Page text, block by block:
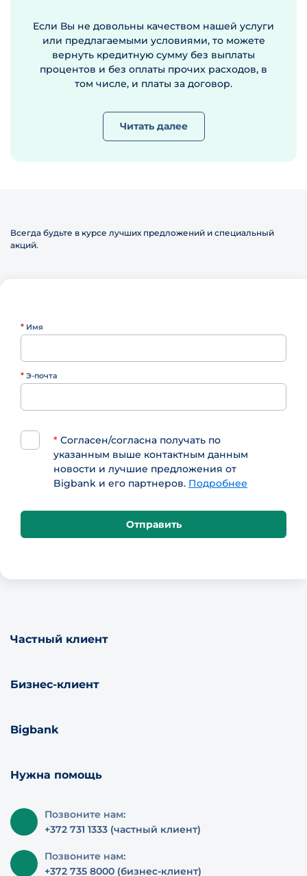
Если Вы не довольны качеством нашей услуги
или предлагаемыми условиями, то можете
вернуть кредитную сумму без выплаты
процентов и без оплаты прочих расходов, в
том числе, и платы за договор.
Читать далее
Всегда будьте в курсе лучших предложений и специальный
акций.
* Имя
* Э-почта
* Согласен/согласна получать по
указанным выше контактным данным
новости и лучшие предложения от
Bigbank и его партнеров. Подробнее
Отправить
Частный клиент
Бизнес-клиент
Bigbank
Нужна помощь
Позвоните нам:
+372 731 1333 (частный клиент)
Позвоните нам:
+372 735 8000 (бизнес-клиент)